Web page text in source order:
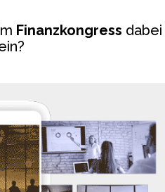
Finanzkongress dabei